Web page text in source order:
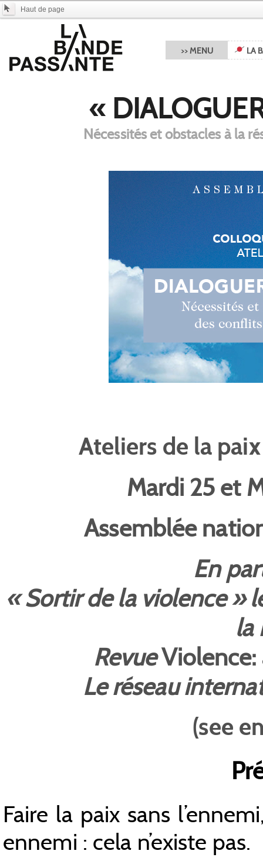
Haut de page
>> MENU LA
«
Nécessités et obstacles à la
Ateliers de la
Mardi 25 et
Assemblée
En
« Sortir de la violence »
la
Revue
Le réseau
(see
Faire la paix sans
ennemi : cela n’existe pas.